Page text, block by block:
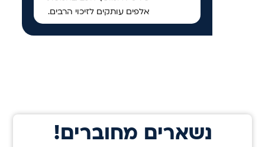
אלפים עותקים לזיכוי הרבים.
!נשארים מחוברים